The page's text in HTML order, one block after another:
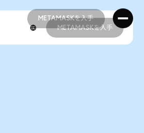
METAMASKを入手
METAMASKを入手
METAMASKを入手